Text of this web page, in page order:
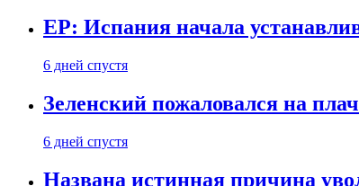
EP: Испания начала
6 дней спустя
Зеленский пожаловался на
6 дней спустя
Названа истинная причина